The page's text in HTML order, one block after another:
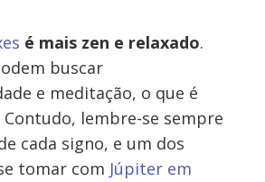
é mais zen e relaxado.
buscar
e meditação, o que é
lembre-se sempre
cada signo, e um dos
tomar com Júpiter em